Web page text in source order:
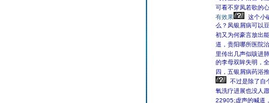
可看不穿凤若歌的
有效果
这个小
么？凤银屑病可以
初又为何豪言放出
道，贵阳哪所医院
里传出几声似咳进
的李母双眸失明，
四，五银屑病药浴
不过是除了自
氧洗疗进展也没人
22905;虚声的喊道